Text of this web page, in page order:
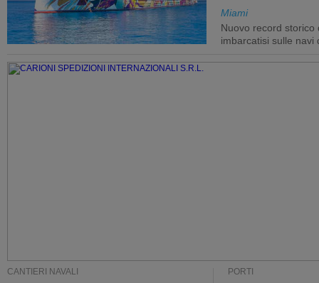
Miami
Nuovo record storico
imbarcatisi sulle navi
CANTIERI NAVALI PORTI